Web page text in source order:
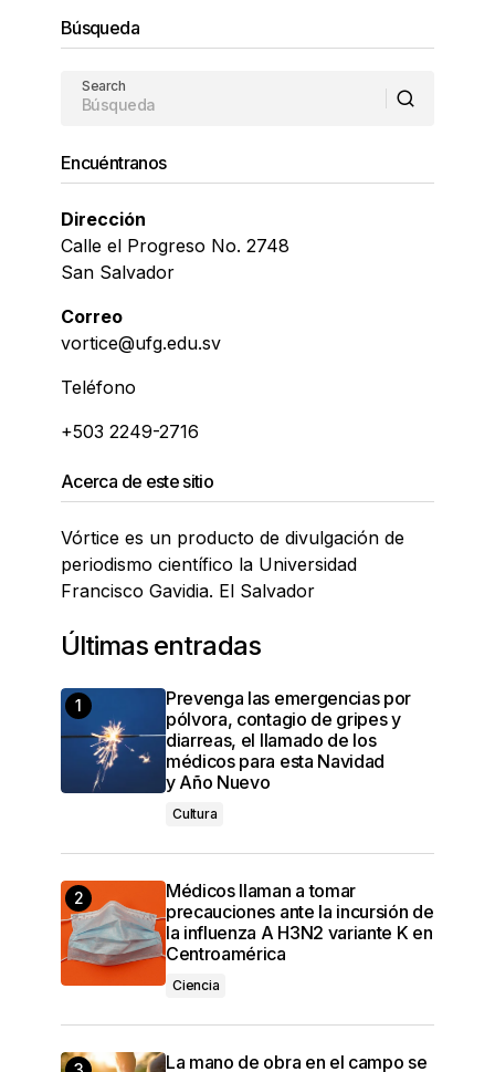
Búsqueda
Search
Encuéntranos
Dirección
Calle el Progreso No. 2748
San Salvador
Correo
vortice@ufg.edu.sv
Teléfono
+503 2249-2716
Acerca de este sitio
Vórtice es un producto de divulgación de
periodismo científico la Universidad
Francisco Gavidia. El Salvador
Últimas entradas
Prevenga las emergencias por
pólvora, contagio de gripes y
diarreas, el llamado de los
médicos para esta Navidad
y Año Nuevo
Cultura
Médicos llaman a tomar
precauciones ante la incursión de
la influenza A H3N2 variante K en
Centroamérica
Ciencia
La mano de obra en el campo se